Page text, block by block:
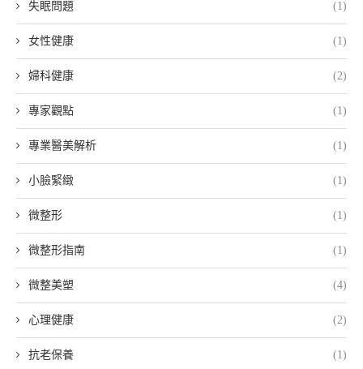
失眠問題 (1)
女性健康 (1)
婦科健康 (2)
專家觀點 (1)
專業醫美解析 (1)
小臉緊緻 (1)
微整形 (1)
微整形指南 (1)
微整美塑 (4)
心理健康 (2)
抗老保養 (1)